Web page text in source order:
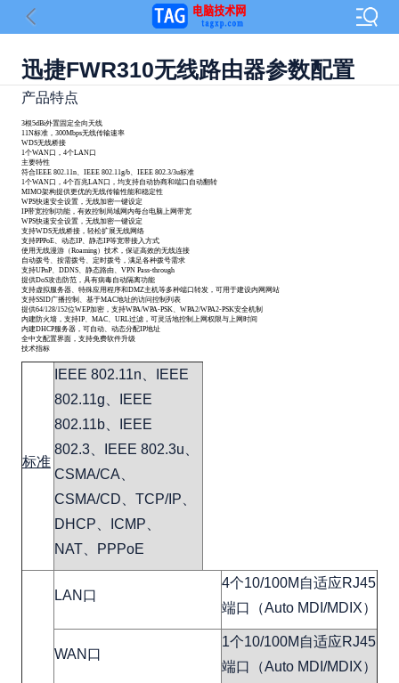
迅捷FWR310无线路由器参数配置
产品特点
3根5dBi外置固定全向天线
11N标准，300Mbps无线传输速率
WDS无线桥接
1个WAN口，4个LAN口
主要特性
符合IEEE 802.11n、IEEE 802.11g/b、IEEE 802.3/3u标准
1个WAN口，4个百兆LAN口，均支持自动协商和端口自动翻转
MIMO架构提供更优的无线传输性能和稳定性
WPS快速安全设置，无线加密一键设定
IP带宽控制功能，有效控制局域网内每台电脑上网带宽
WPS快速安全设置，无线加密一键设定
支持WDS无线桥接，轻松扩展无线网络
支持PPPoE、动态IP、静态IP等宽带接入方式
使用无线漫游（Roaming）技术，保证高效的无线连接
自动拨号、按需拨号、定时拨号，满足各种拨号需求
支持UPnP、DDNS、静态路由、VPN Pass-through
提供DoS攻击防范，具有病毒自动隔离功能
支持虚拟服务器、特殊应用程序和DMZ主机等多种端口转发，可用于建设内网网站
支持SSID广播控制、基于MAC地址的访问控制列表
提供64/128/152位WEP加密，支持WPA/WPA-PSK、WPA2/WPA2-PSK安全机制
内建防火墙，支持IP、MAC、URL过滤，可灵活地控制上网权限与上网时间
内建DHCP服务器，可自动、动态分配IP地址
全中文配置界面，支持免费软件升级
技术指标
标准
IEEE 802.11n、IEEE
802.11g、IEEE
802.11b、IEEE
802.3、IEEE 802.3u、
CSMA/CA、
CSMA/CD、TCP/IP、
DHCP、ICMP、
NAT、PPPoE
LAN口
4个10/100M自适应RJ45
端口（Auto MDI/MDIX）
WAN口
1个10/100M自适应RJ45
端口（Auto MDI/MDIX）